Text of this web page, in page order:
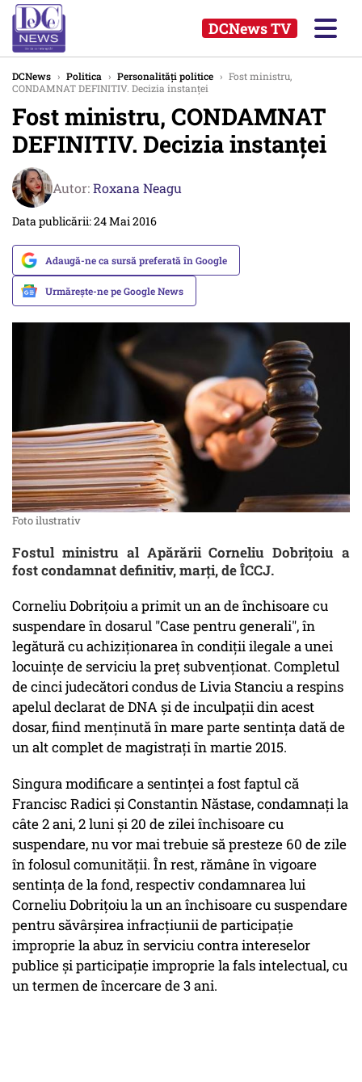
DCNews TV
DCNews › Politica › Personalități politice › Fost ministru,
CONDAMNAT DEFINITIV. Decizia instanței
Fost ministru, CONDAMNAT
DEFINITIV. Decizia instanței
Autor:Roxana Neagu
Data publicării: 24 Mai 2016
Adaugă-ne ca sursă preferată în Google
Urmărește-ne pe Google News
Foto ilustrativ
Fostul ministru al Apărării Corneliu Dobriţoiu a
fost condamnat definitiv, marţi, de ÎCCJ.
Corneliu Dobrițoiu a primit un an de închisoare cu
suspendare în dosarul "Case pentru generali", în
legătură cu achiziţionarea în condiţii ilegale a unei
locuinţe de serviciu la preţ subvenţionat. Completul
de cinci judecători condus de Livia Stanciu a respins
apelul declarat de DNA şi de inculpaţii din acest
dosar, fiind menţinută în mare parte sentinţa dată de
un alt complet de magistraţi în martie 2015.
Singura modificare a sentinţei a fost faptul că
Francisc Radici şi Constantin Năstase, condamnaţi la
câte 2 ani, 2 luni şi 20 de zilei închisoare cu
suspendare, nu vor mai trebuie să presteze 60 de zile
în folosul comunităţii. În rest, rămâne în vigoare
sentinţa de la fond, respectiv condamnarea lui
Corneliu Dobriţoiu la un an închisoare cu suspendare
pentru săvârşirea infracţiunii de participaţie
improprie la abuz în serviciu contra intereselor
publice şi participaţie improprie la fals intelectual, cu
un termen de încercare de 3 ani.